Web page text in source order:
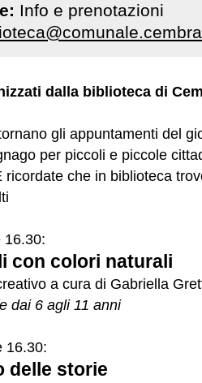
Info e prenotazioni
dalla biblioteca di
gli appuntamenti del
per piccoli e piccole
ricordate che in biblioteca
16.30:
con colori naturali
a cura di Gabriella
dai 6 agli 11 anni
16.30:
delle storie